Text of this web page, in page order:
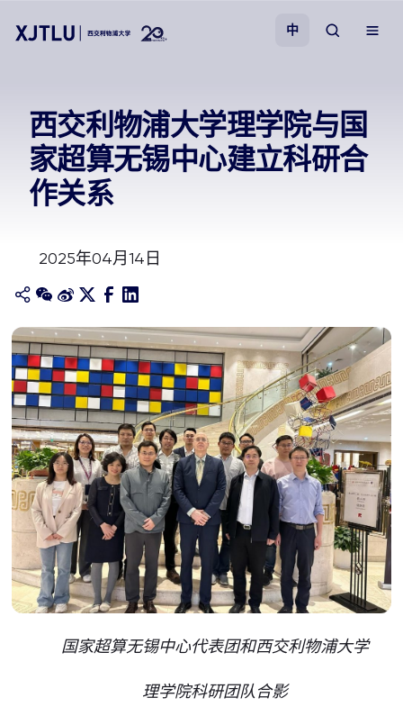
招生
科研
学院
关于我们
中
西交利物浦大学理学院与国
家超算无锡中心建立科研合
作关系
2025年04月14日
国家超算无锡中心代表团和西交利物浦大学
理学院科研团队合影